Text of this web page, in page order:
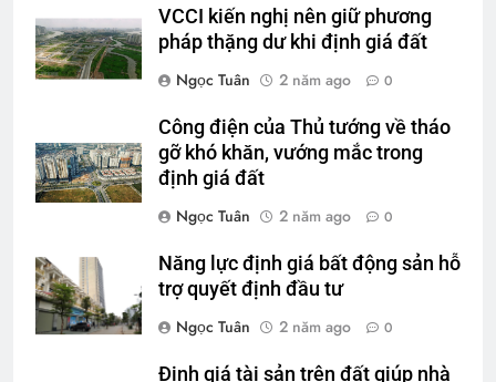
VCCI kiến nghị nên giữ phương
pháp thặng dư khi định giá đất
Ngọc Tuân
2 năm ago 0
Công điện của Thủ tướng về tháo
gỡ khó khăn, vướng mắc trong
định giá đất
Ngọc Tuân
2 năm ago 0
Năng lực định giá bất động sản hỗ
trợ quyết định đầu tư
Ngọc Tuân
2 năm ago 0
Định giá tài sản trên đất giúp nhà